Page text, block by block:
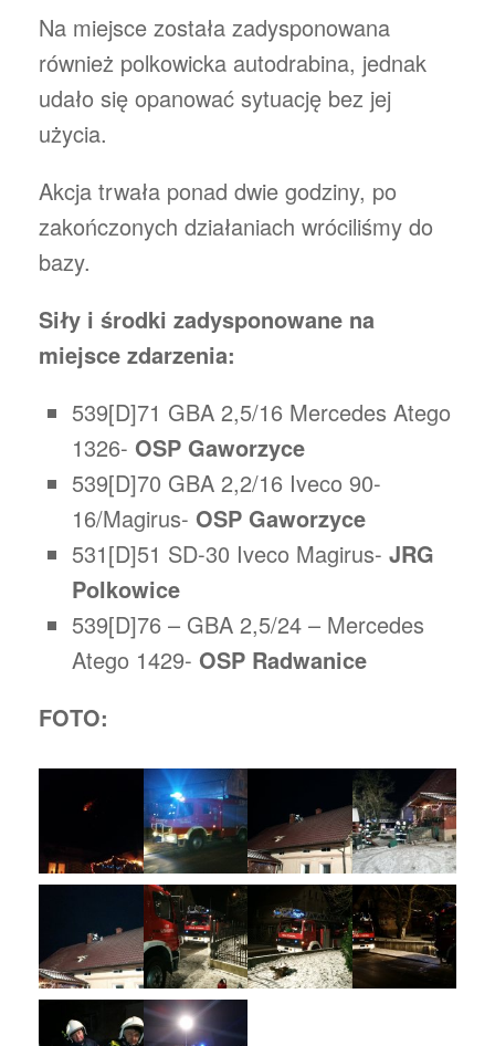
Na miejsce została zadysponowana
również polkowicka autodrabina, jednak
udało się opanować sytuację bez jej
użycia.
Akcja trwała ponad dwie godziny, po
zakończonych działaniach wróciliśmy do
bazy.
Siły i środki zadysponowane na
miejsce zdarzenia:
539[D]71 GBA 2,5/16 Mercedes Atego
1326- OSP Gaworzyce
539[D]70 GBA 2,2/16 Iveco 90-
16/Magirus- OSP Gaworzyce
531[D]51 SD-30 Iveco Magirus- JRG
Polkowice
539[D]76 – GBA 2,5/24 – Mercedes
Atego 1429- OSP Radwanice
FOTO: